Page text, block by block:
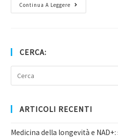
Continua A Leggere
CERCA:
ARTICOLI RECENTI
Medicina della longevità e